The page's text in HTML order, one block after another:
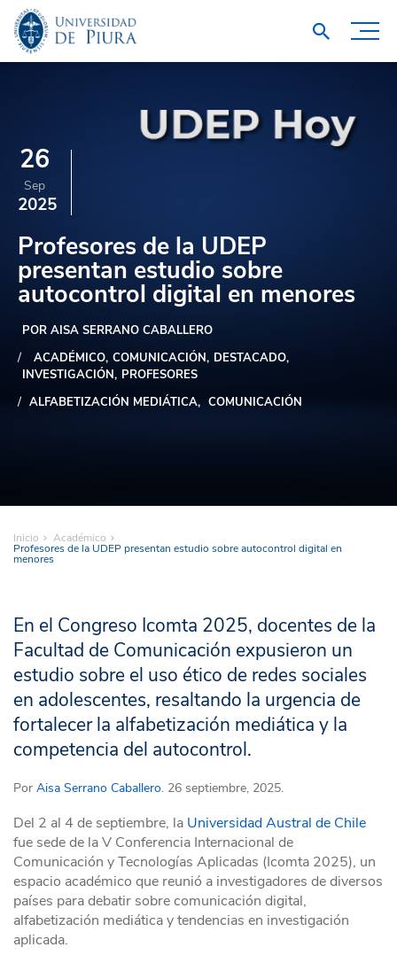
26
Sep
2025
Profesores de la UDEP
presentan estudio sobre
autocontrol digital en menores
POR AISA SERRANO CABALLERO
ACADÉMICO COMUNICACIÓN DESTACADO
INVESTIGACIÓN PROFESORES
ALFABETIZACIÓN MEDIÁTICA
COMUNICACIÓN
Inicio Académico
Profesores de la UDEP presentan estudio sobre autocontrol digital en
menores
En el Congreso Icomta 2025, docentes de la
Facultad de Comunicación expusieron un
estudio sobre el uso ético de redes sociales
en adolescentes, resaltando la urgencia de
fortalecer la alfabetización mediática y la
competencia del autocontrol.
Por Aisa Serrano Caballero. 26 septiembre, 2025.
Del 2 al 4 de septiembre, la Universidad Austral de Chile
fue sede de la V Conferencia Internacional de
Comunicación y Tecnologías Aplicadas (Icomta 2025), un
espacio académico que reunió a investigadores de diversos
países para debatir sobre comunicación digital,
alfabetización mediática y tendencias en investigación
aplicada.